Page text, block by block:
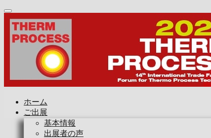
ホーム
ご出展
基本情報
出展者の声